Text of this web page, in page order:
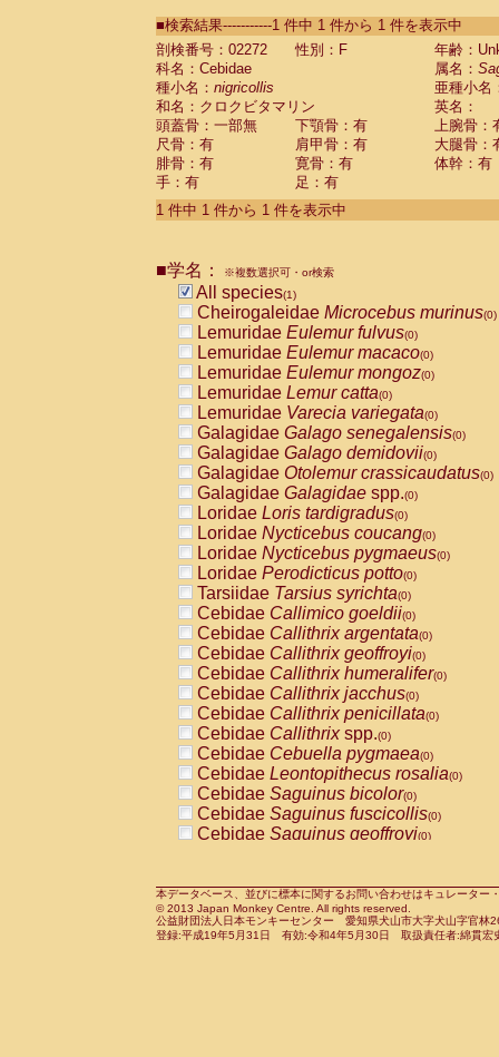
CebidaeSaguinus labiatus(0)
Cebidae Saguinus leucopus (0)
Cebidae
CebidaeSaguinus mystax
CebidaeSaguinus nigricollis (1)
Cebidae Saguinus oedipus
Cebidae Saguinus weddelli
Cebidae Saguinusspp.
Cebidae Aotus trivirgatus
Cebidae Cebus albifrons
CebidaeCebus nigrivittatus
CebidaeCebus
CebidaeSaimiri boliviensis(0)
CebidaeSaimiri sciureus(0)
AtelidaeAlouatta caraya(0)
AtelidaeAlouatta fusca(0)
AtelidaeAlouatta seniculus
AtelidaeAlouattaspp.(0)
AtelidaeAteles belzebuth(0)
AtelidaeAteles geoffroyi(0)
AtelidaeAteles paniscus(0)
AtelidaeAtelesspp.(0)
Atelidae Lagothrix lagothricha
AtelidaeLagothrix lagothricha cana
PitheciidaeCacajao calvus
PitheciidaeCallicebus cupreus
PitheciidaeCallicebus donacophilus
PitheciidaeCallicebus moloch
PitheciidaeCallicebus torquatus
PitheciidaeCallicebusspp.(0)
PitheciidaeChiropotes satanas(0)
PitheciidaePithecia monachus
PitheciidaePithecia pithecia(0)
CercopithecidaeCercocebus agilis
CercopithecidaeCercocebus
CercopithecidaeCercocebus
CercopithecidaeCercocebus
CercopithecidaeCercocebus
CercopithecidaeCercocebushybrid
CercopithecidaePapio anubis(0)
CercopithecidaePapio cynocephalus
CercopithecidaePapio hamadryas(0)
■検索結果-----------1 件中 1 件から 1 件を表示中
剖検番号：02272
性別：F
年齢：
科名：Cebidae
属名：
種小名： nigricollis
亜種小名
和名：クロクビタマリン
英名：
頭蓋骨：一部無
下顎骨：有
上腕骨：
尺骨：有
肩甲骨：有
大腿骨：
腓骨：有
寛骨：有
体幹：有
手：有
足：有
1 件中 1 件から 1 件を表示中
■学名： ※複数選択可・or検索
All species(1)
Cheirogaleidae Microcebus murinus(0)
Lemuridae Eulemur fulvus(0)
Lemuridae Eulemur macaco(0)
Lemuridae Eulemur mongoz(0)
Lemuridae Lemur catta(0)
Lemuridae Varecia variegata(0)
Galagidae Galago senegalensis(0)
Galagidae Galago demidovii(0)
Galagidae Otolemur crassicaudatus(0)
Galagidae Galagidae spp.(0)
Loridae Loris tardigradus(0)
Loridae Nycticebus coucang(0)
Loridae Nycticebus pygmaeus(0)
Loridae Perodicticus potto(0)
Tarsiidae Tarsius syrichta(0)
Cebidae Callimico goeldii(0)
Cebidae Callithrix argentata(0)
Cebidae Callithrix geoffroyi(0)
Cebidae Callithrix humeralifer(0)
Cebidae Callithrix jacchus(0)
Cebidae Callithrix penicillata(0)
Cebidae Callithrixspp.(0)
Cebidae Cebuella pygmaea(0)
Cebidae Leontopithecus rosalia(0)
Cebidae Saguinus bicolor(0)
Cebidae Saguinus fuscicollis(0)
Cebidae Saguinus geoffroyi(0)
CebidaeSaguinus leucopus(0)
CebidaeSaguinus midas(0)
Cebidae Saguinus mystax(0)
本データベース、並びに標本に関するお問い合わせはキュレータ
© 2013 Japan Monkey Centre. All rights reserved.
公益財団法人日本モンキーセンター 愛知県犬山市大字犬山字官
登録:平成19年5月31日 有効:令和4年5月30日 取扱責任者:綿貫宏